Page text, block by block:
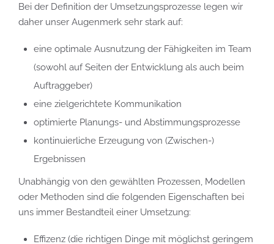
Bei der Definition der Umsetzungsprozesse legen wir
daher unser Augenmerk sehr stark auf:
eine optimale Ausnutzung der Fähigkeiten im Team
(sowohl auf Seiten der Entwicklung als auch beim
Auftraggeber)
eine zielgerichtete Kommunikation
optimierte Planungs- und Abstimmungsprozesse
kontinuierliche Erzeugung von (Zwischen-)
Ergebnissen
Unabhängig von den gewählten Prozessen, Modellen
oder Methoden sind die folgenden Eigenschaften bei
uns immer Bestandteil einer Umsetzung:
Effizenz (die richtigen Dinge mit möglichst geringem